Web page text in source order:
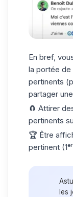
En bref,
la portée
pertinents
partager
🧲 Attirer
pertinents
🏆 Être
pertinent
les